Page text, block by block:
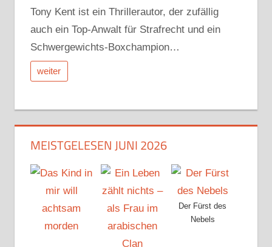
Tony Kent ist ein Thrillerautor, der zufällig
auch ein Top-Anwalt für Strafrecht und ein
Schwergewichts-Boxchampion…
weiter
MEISTGELESEN JUNI 2026
Der Fürst des
Nebels